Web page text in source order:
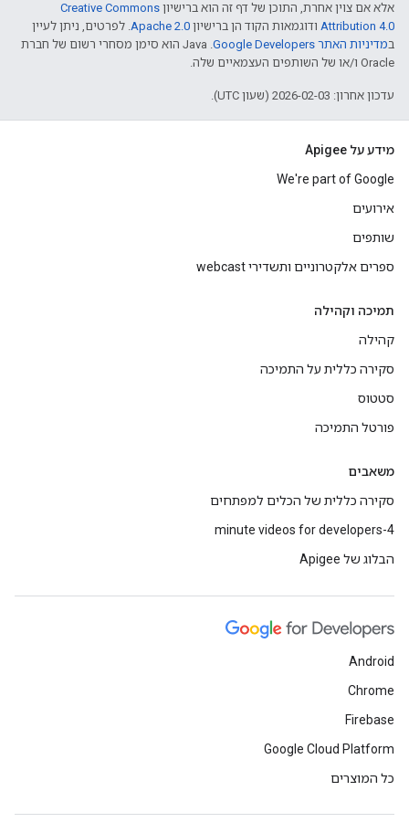
אלא אם צוין אחרת, התוכן של דף זה הוא ברישיון Creative Commons
Attribution 4.0 ודוגמאות הקוד הן ברישיון Apache 2.0. לפרטים, ניתן לעיין
במדיניות האתר Google Developers‏
.‏ Java הוא סימן מסחרי רשום של חברת
Oracle ו/או של השותפים העצמאיים שלה.
עדכון אחרון: 2026-02-03 (שעון UTC).
מידע על Apigee
We're part of Google
אירועים
שותפים
ספרים אלקטרוניים ותשדירי webcast
תמיכה וקהילה
קהילה
סקירה כללית על התמיכה
סטטוס
פורטל התמיכה
משאבים
סקירה כללית של הכלים למפתחים
4-minute videos for developers
הבלוג של Apigee
Android
Chrome
Firebase
Google Cloud Platform
כל המוצרים